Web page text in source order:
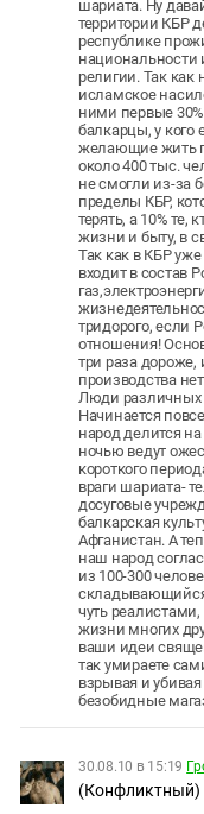
шариата. Ну
территории КБР
республике
религии. Так как
исламское
ними первые
балкарцы, у кого
желающие жить
около 400 тыс.
не смогли из-за
пределы КБР,
терять, а 10% те,
жизни и быту, в
Так как в КБР
входит в состав
тридорого, если
отношения!
три раза дороже,
производства
Люди различных
Начинается
народ делится
ночью ведут
короткого
враги шариата-
досуговые
балкарская
Афганистан. А
наш народ
из 100-300
складывающийся
чуть
жизни многих
ваши идеи
так умираете
взрывая и
безобидные
30.08.10 в 15:19
(Конфликтный)